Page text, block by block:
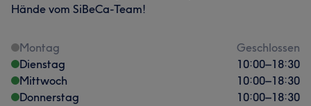
Hände vom SiBeCa-Team!
Montag
Geschlossen
Dienstag
10:00–18:30
Mittwoch
10:00–18:30
Donnerstag
10:00–18:30